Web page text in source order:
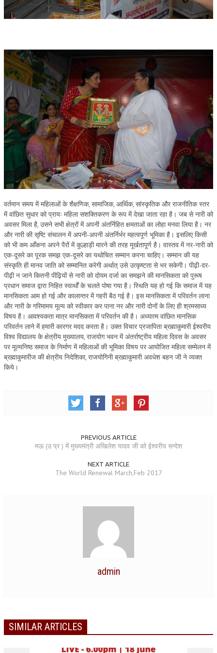
NEWS/EVENTS
VIDEO NEWS
RERF SERVICE WINGS
SOCIAL MORE
SCIENTISTS & ENGINEERS WING
SECURITY SERVICES WING
SHIPPING, AVIATION & TOURISM SERVICES WING
SOCIAL SERVICE WING
SPORTS WING
TRANSPORT & TRAVEL WING
YOUTH WING
ART & CULTURE WING
ADMINISTRATORS’ WING
BUSINESS & INDUSTRY WING
EDUCATION WING
JURISTS WING
RELIGIOUS WING
RURAL DEVELOPMENT WING
SPIRITUAL OR TRANSCENDENTAL MEDITATION
वर्तमान समय में महिलाओं के शैक्षणिक, सामाजिक, आर्थिक, सांस्कृतिक और राजनीतिक स्तर
में वांछित सुधार को प्रायः महिला सशक्तिकरण के रूप में देखा जाता रहा है। जब से नारी को
अवसर मिला है, उसने सभी क्षेत्रों में अपनी अंतर्निहित क्षमताओं का लोहा मनवा लिया है। नर
और नारी की सृष्टि संचालन में अपनी-अपनी अंतर्निर्भर महत्वपूर्ण भूमिका है। इसलिए किसी
को भी कम आँकना अपने पैरों में कुल्हाड़ी मारने की तरह मूर्खतापूर्ण है। वास्तव में नर-नारी को
एक-दूसरे का पूरक समझ एक-दूसरे का यथोचित सम्मान करना चाहिए। सम्मान की यह
संस्कृति ही मानव जाति को सम्मानित करेगी अर्थात् उसे उत्कृष्टता से भर सकेगी। पीढ़ी-दर-
पीढ़ी न जाने कितनी पीढ़ियों से नारी को दोयम दर्जा का समझने की मानसिकता को पुरूष
प्रधान समाज द्वारा निहित स्वार्थों के चलते पोषा गया है। स्थिति यह हो गई कि समाज में यह
मानसिकता आम हो गई और कालान्तर में गहरी बैठ गई है। इस मानसिकता में परिवर्तन लाना
और नारी के गरिमामय मूल्य को स्वीकार कर पाना नर और नारी दोनों के लिए ही श्रमसाध्य
विषय है। आवश्यकता मात्र मानसिकता में परिवर्तन की है। अध्यात्म वांछित मानसिक
परिवर्तन लाने में हमारी कारगर मदद करता है। उक्त विचार प्रजापिता ब्रह्माकुमारी ईश्वरीय
विश्व विद्यालय के क्षेत्रीय मुख्यालय, राजयोग भवन में अंतर्राष्ट्रीय महिला दिवस के अवसर
पर मूल्यनिष्ठ समाज के निर्माण में महिलाओं की भूमिका विषय पर आयोजित महिला सम्मेलन में
ब्रह्माकुमारीज की क्षेत्रीय निदेशिका, राजयोगिनी ब्रह्माकुमारी अवधेश बहन जी ने व्यक्त
किये।
PREVIOUS ARTICLE
मऊ (उ प्र ) में मुख्यमंत्री अखिलेश यादव जी को ईश्वरीय सन्देश
NEXT ARTICLE
The World Renewal March,Feb 2017
admin
SIMILAR ARTICLES